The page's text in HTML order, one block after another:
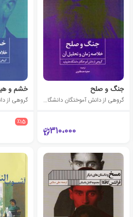
جنگ و صلح
گروهی از دانش آموختگان دانشگاه هاروارد
310،000
خشم و
٪15